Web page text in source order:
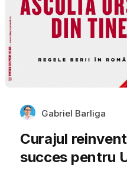
Gabriel Barliga
Curajul
succes pentru